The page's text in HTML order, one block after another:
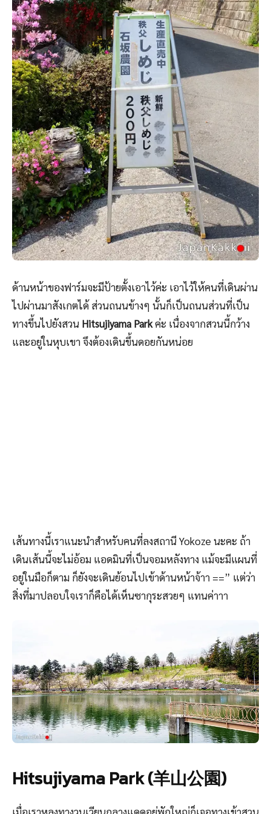
ด้านหน้าของฟาร์มจะมีป้ายตั้งเอาไว้ค่ะ เอาไว้ให้คนที่เดินผ่าน
ไปผ่านมาสังเกตได้ ส่วนถนนข้างๆ นั้นก็เป็นถนนส่วนที่เป็น
ทางขึ้นไปยังสวน Hitsujiyama Parkค่ะ เนื่องจากสวนนี้กว้าง
และอยู่ในหุบเขา จึงต้องเดินขึ้นดอยกันหน่อย
เส้นทางนี้เราแนะนำสำหรับคนที่ลงสถานี Yokoze นะคะ ถ้า
เดินเส้นนี้จะไม่อ้อม แอดมินที่เป็นจอมหลังทาง แม้จะมีแผนที่
อยู่ในมือก็ตาม ก็ยังจะเดินย้อนไปเข้าด้านหน้าจ้าา ==” แต่ว่า
สิ่งที่มาปลอบใจเราก็คือได้เห็นซากุระสวยๆ แทนค่าาา
Hitsujiyama Park (羊山公園)